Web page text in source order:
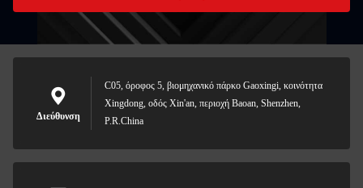
Διεύθυνση
C05, όροφος 5, βιομηχανικό πάρκο Gaoxingi, κοινότητα
Xingdong, οδός Xin'an, περιοχή Baoan, Shenzhen,
P.R.China